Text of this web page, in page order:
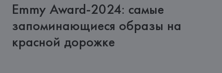
Emmy Award-2024: самые
запоминающиеся образы на
красной дорожке